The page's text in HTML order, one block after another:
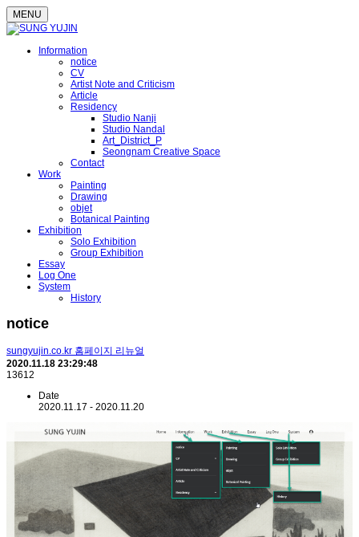
MENU
Information
notice
CV
Artist Note and Criticism
Article
Residency
Studio Nanji
Studio Nandal
Art_District_P
Seongnam Creative Space
Contact
Work
Painting
Drawing
objet
Botanical Painting
Exhibition
Solo Exhibition
Group Exhibition
Essay
Log One
System
History
notice
sungyujin.co.kr 홈페이지 리뉴얼
2020.11.18 23:29:48
13612
Date
2020.11.17 - 2020.11.20